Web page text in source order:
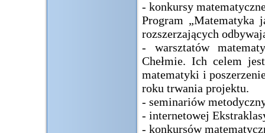
- konkursy
Program „Matematyka
rozszerzających
- warsztatów
Chełmie. Ich celem
matematyki i
roku trwania projektu.
- seminariów
- internetowej
- konkursów